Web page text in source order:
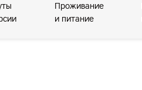
Проживание
и питание